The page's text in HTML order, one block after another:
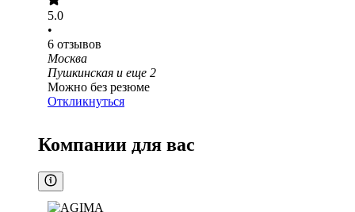
5.0
•
6 отзывов
Москва
Пушкинская и еще 2
Можно без резюме
Откликнуться
Компании для вас